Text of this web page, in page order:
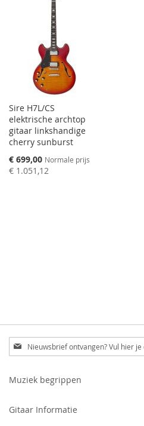
Sire H7L/CS
elektrische archtop
gitaar linkshandige
cherry sunburst
Speciale
prijs
€ 699,00 Normale prijs
€ 1.051,12
Schrijf
je
voor
Muziek begrippen
Gitaar Informatie